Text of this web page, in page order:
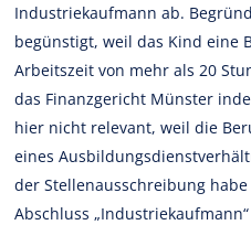
Industriekaufmann ab.
begünstigt, weil das Kind eine
Arbeitszeit von mehr als 20
das Finanzgericht Münster
hier nicht relevant, weil die
eines
der Stellenausschreibung
Abschluss